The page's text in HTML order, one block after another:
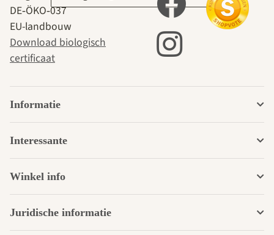
DE‑ÖKO‑037
EU-landbouw
Download biologisch
certificaat
Informatie
Interessante
Winkel info
Juridische informatie